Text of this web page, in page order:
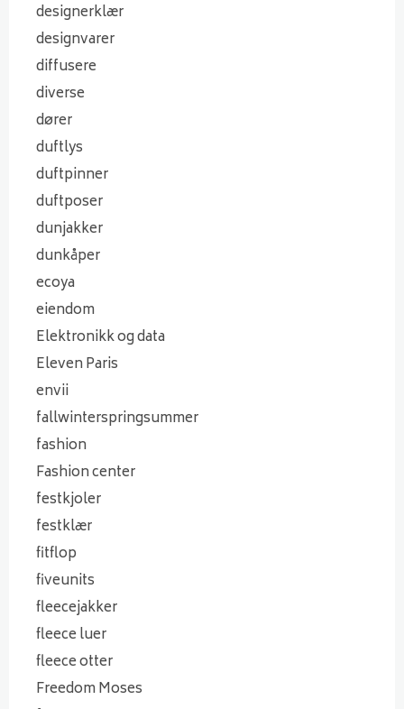
designerklær
designvarer
diffusere
diverse
dører
duftlys
duftpinner
duftposer
dunjakker
dunkåper
ecoya
eiendom
Elektronikk og data
Eleven Paris
envii
fallwinterspringsummer
fashion
Fashion center
festkjoler
festklær
fitflop
fiveunits
fleecejakker
fleece luer
fleece otter
Freedom Moses